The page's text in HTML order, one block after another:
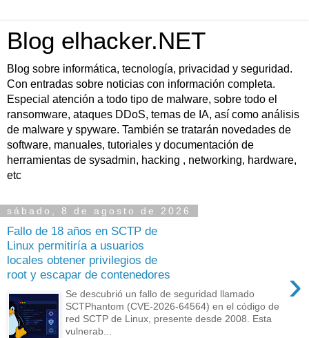
Blog elhacker.NET
Blog sobre informática, tecnología, privacidad y seguridad.
Con entradas sobre noticias con información completa.
Especial atención a todo tipo de malware, sobre todo el
ransomware, ataques DDoS, temas de IA, así como análisis
de malware y spyware. También se tratarán novedades de
software, manuales, tutoriales y documentación de
herramientas de sysadmin, hacking , networking, hardware,
etc
sábado, 8 de agosto de 2026
Fallo de 18 años en SCTP de
Linux permitiría a usuarios
locales obtener privilegios de
root y escapar de contenedores
›
Se descubrió un fallo de seguridad llamado
SCTPhantom (CVE-2026-64564) en el código de
red SCTP de Linux, presente desde 2008. Esta
vulnerab...